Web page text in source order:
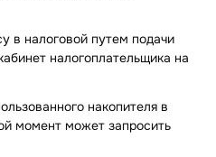
в налоговой путем подачи
налогоплательщика на
накопителя в
момент может запросить